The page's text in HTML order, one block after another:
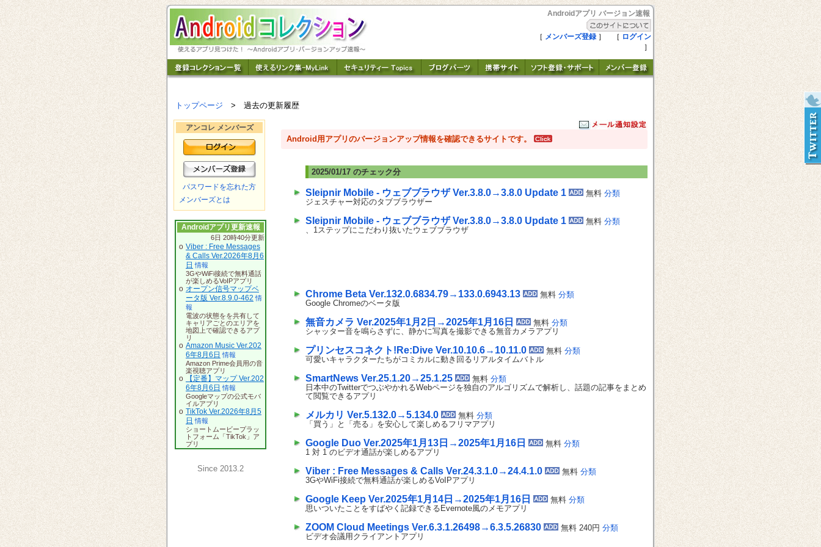
Androidアプリ バージョン速報
［ メンバーズ登録］ ［ ログイン
］
トップページ > 過去の更新履歴
アンコレ メンバーズ
パスワードを忘れた方
メンバーズとは
Androidアプリ更新速報
6日 20時40分更新
o Viber : Free Messages
& Calls Ver.2026年8月6
日 情報
3GやWiFi接続で無料通話
が楽しめるVoIPアプリ
o オープン信号マップベ
ータ版 Ver.8.9.0-462 情
報
電波の状態をを共有して
キャリアごとのエリアを
地図上で確認できるアプ
リ
o Amazon Music Ver.202
6年8月6日 情報
Amazon Prime会員用の音
楽視聴アプリ
o
【定番】マップ Ver.202
6年8月6日 情報
Googleマップの公式モバ
イルアプリ
o TikTok Ver.2026年8月5
日 情報
ショートムービープラッ
トフォーム「TikTok」ア
プリ
Since 2013.2
Android用アプリのバージョンアップ情報を確認できるサイトです。
2025/01/17 のチェック分
Sleipnir Mobile - ウェブブラウザ Ver.3.8.0→3.8.0 Update 1 無料 分類
ジェスチャー対応のタブブラウザー
Sleipnir Mobile - ウェブブラウザ Ver.3.8.0→3.8.0 Update 1 無料 分類
、1ステップにこだわり抜いたウェブブラウザ
Chrome Beta Ver.132.0.6834.79→133.0.6943.13 無料 分類
Google Chromeのベータ版
無音カメラ Ver.2025年1月2日→2025年1月16日 無料 分類
シャッター音を鳴らさずに、静かに写真を撮影できる無音カメラアプリ
プリンセスコネクト!Re:Dive Ver.10.10.6→10.11.0 無料 分類
可愛いキャラクターたちがコミカルに動き回るリアルタイムバトル
SmartNews Ver.25.1.20→25.1.25 無料 分類
日本中のTwitterでつぶやかれるWebページを独自のアルゴリズムで解析し、話題の記事をまとめ
て閲覧できるアプリ
メルカリ Ver.5.132.0→5.134.0 無料 分類
「買う」と「売る」を安心して楽しめるフリマアプリ
Google Duo Ver.2025年1月13日→2025年1月16日 無料 分類
1 対 1 のビデオ通話が楽しめるアプリ
Viber : Free Messages & Calls Ver.24.3.1.0→24.4.1.0 無料 分類
3GやWiFi接続で無料通話が楽しめるVoIPアプリ
Google Keep Ver.2025年1月14日→2025年1月16日 無料 分類
思いついたことをすばやく記録できるEvernote風のメモアプリ
ZOOM Cloud Meetings Ver.6.3.1.26498→6.3.5.26830 無料 240円 分類
ビデオ会議用クライアントアプリ